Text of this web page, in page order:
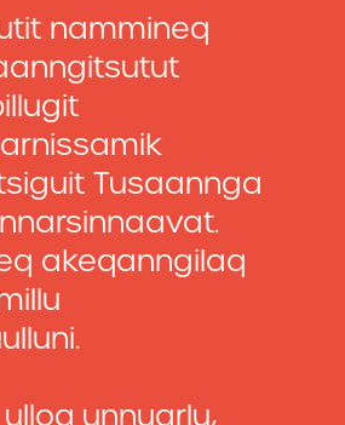
nammineq
Tusaannga
akeqanngilaq
unnuarlu,